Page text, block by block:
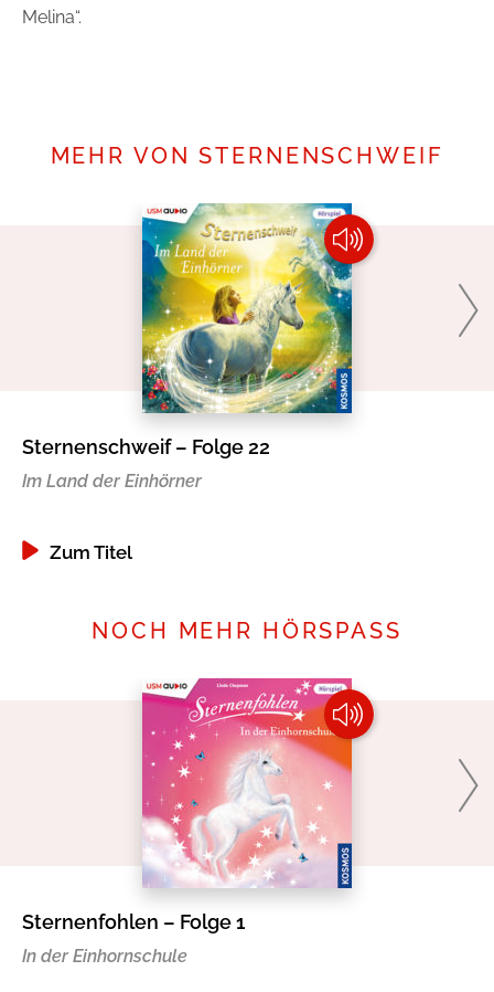
Melina“.
MEHR VON STERNENSCHWEIF
Sternenschweif – Folge 22
Im Land der Einhörner
Zum Titel
NOCH MEHR HÖRSPASS
Sternenfohlen – Folge 1
In der Einhornschule